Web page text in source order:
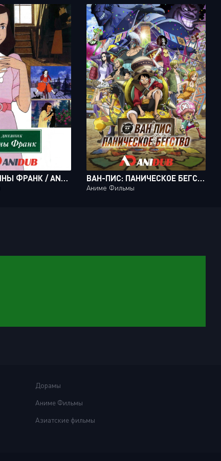
ДНЕВНИК АННЫ ФРАНК / ANNE NO NIKKI ВАН-ПИС: ПАНИЧЕСКОЕ БЕГСТВО / ONE PIECE STAMPEDE
Аниме Фильмы
Дорамы
Аниме Фильмы
Азиатские фильмы